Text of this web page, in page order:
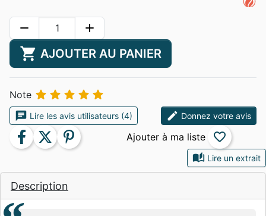
auto_stories Lire un extrait
Description
remove add
shopping_cart AJOUTER AU PANIER
Note     
chat Lire les avis utilisateurs (4) edit Donnez votre avis
facebook twitter pinterest favorite_border